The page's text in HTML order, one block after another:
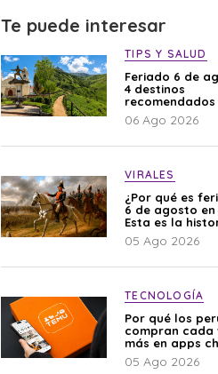
Te puede interesar
TIPS Y SALUD
Feriado 6 de
4 destinos
disfrutar el
06 Ago 2026
VIRALES
¿Por qué es
6 de agosto en
Esta es la
05 Ago 2026
TECNOLOGÍA
Por qué los
compran cada
más en apps
05 Ago 2026